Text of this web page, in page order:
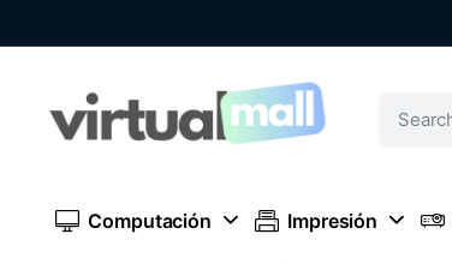
Computación Impresión